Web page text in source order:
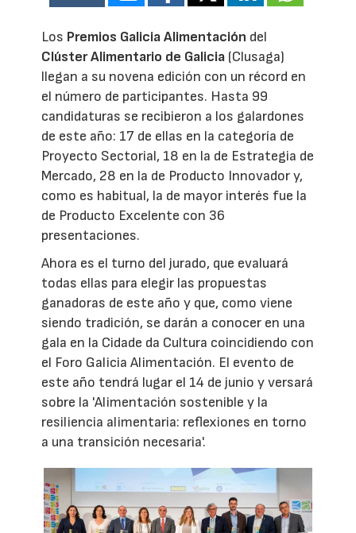
Los Premios Galicia Alimentación del
Clúster Alimentario de Galicia (Clusaga)
llegan a su novena edición con un récord en
el número de participantes. Hasta 99
candidaturas se recibieron a los galardones
de este año: 17 de ellas en la categoría de
Proyecto Sectorial, 18 en la de Estrategia de
Mercado, 28 en la de Producto Innovador y,
como es habitual, la de mayor interés fue la
de Producto Excelente con 36
presentaciones.
Ahora es el turno del jurado, que evaluará
todas ellas para elegir las propuestas
ganadoras de este año y que, como viene
siendo tradición, se darán a conocer en una
gala en la Cidade da Cultura coincidiendo con
el Foro Galicia Alimentación. El evento de
este año tendrá lugar el 14 de junio y versará
sobre la 'Alimentación sostenible y la
resiliencia alimentaria: reflexiones en torno
a una transición necesaria'.